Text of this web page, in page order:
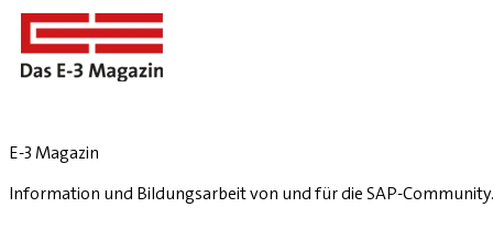
E-3 Magazin
Information und Bildungsarbeit von und für die SAP-Community.